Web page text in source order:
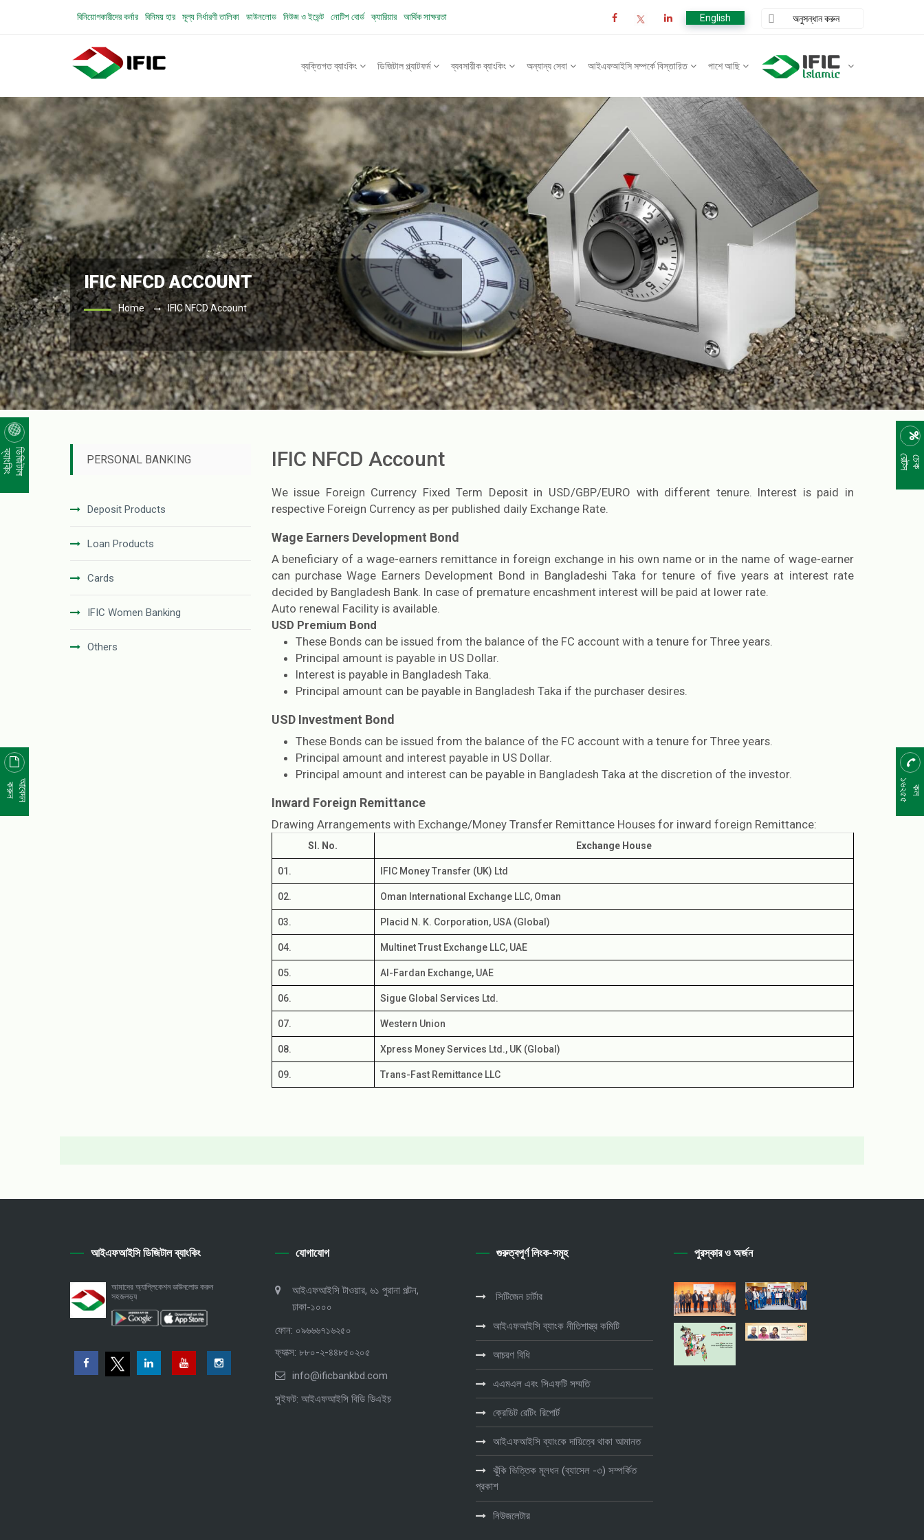
চেক
রেটস
কল
১৬২৫৫
ডিজিটাল
ব্যাংকিং
আবেদন
করুন
বিনিয়োগকারীদের কর্নার বিনিময় হার মূল্য নির্ধারণী তালিকা ডাউনলোড নিউজ ও ইভেন্ট নোটিশ বোর্ড ক্যারিয়ার আর্থিক সাক্ষরতা English
ব্যক্তিগত ব্যাংকিং ডিজিটাল প্ল্যাটফর্ম ব্যবসায়ীক ব্যাংকিং অন্যান্য সেবা আইএফআইসি সম্পর্কে বিস্তারিত পাশে আছি
IFIC NFCD ACCOUNT
Home IFIC NFCD Account
PERSONAL BANKING
Deposit Products
Loan Products
Cards
IFIC Women Banking
Others
IFIC NFCD Account
We issue Foreign Currency Fixed Term Deposit in USD/GBP/EURO with different tenure. Interest is paid in
respective Foreign Currency as per published daily Exchange Rate.
Wage Earners Development Bond
A beneficiary of a wage-earners remittance in foreign exchange in his own name or in the name of wage-earner
can purchase Wage Earners Development Bond in Bangladeshi Taka for tenure of five years at interest rate
decided by Bangladesh Bank. In case of premature encashment interest will be paid at lower rate.
Auto renewal Facility is available.
USD Premium Bond
These Bonds can be issued from the balance of the FC account with a tenure for Three years.
Principal amount is payable in US Dollar.
Interest is payable in Bangladesh Taka.
Principal amount can be payable in Bangladesh Taka if the purchaser desires.
USD Investment Bond
These Bonds can be issued from the balance of the FC account with a tenure for Three years.
Principal amount and interest payable in US Dollar.
Principal amount and interest can be payable in Bangladesh Taka at the discretion of the investor.
Inward Foreign Remittance
Drawing Arrangements with Exchange/Money Transfer Remittance Houses for inward foreign Remittance:
Sl. No. Exchange House
01. IFIC Money Transfer (UK) Ltd
02. Oman International Exchange LLC, Oman
03. Placid N. K. Corporation, USA (Global)
04. Multinet Trust Exchange LLC, UAE
05. Al-Fardan Exchange, UAE
06. Sigue Global Services Ltd.
07. Western Union
08. Xpress Money Services Ltd., UK (Global)
09. Trans-Fast Remittance LLC
আইএফআইসি ডিজিটাল ব্যাংকিং
আমাদের অ্যাপ্লিকেশন ডাউনলোড করুন
সহজলভ্য
যোগাযোগ
আইএফআইসি টাওয়ার, ৬১ পুরানা পল্টন,
ঢাকা-১০০০
ফোন: ০৯৬৬৬৭১৬২৫০
ফ্যাক্স: ৮৮০-২-৪৪৮৫০২০৫
info@ificbankbd.com
সুইফট: আইএফআইসি বিডি ডিএইচ
গুরুত্বপূর্ণ লিংক-সমূহ
সিটিজেন চার্টার
আইএফআইসি ব্যাংক নীতিশাস্ত্র কমিটি
আচরণ বিধি
এএমএল এবং সিএফটি সম্মতি
ক্রেডিট রেটিং রিপোর্ট
আইএফআইসি ব্যাংকে দায়িত্বে থাকা আমানত
ঝুঁকি ভিত্তিক মূলধন (ব্যাসেল -৩) সম্পর্কিত
প্রকাশ
নিউজলেটার
পুরস্কার ও অর্জন